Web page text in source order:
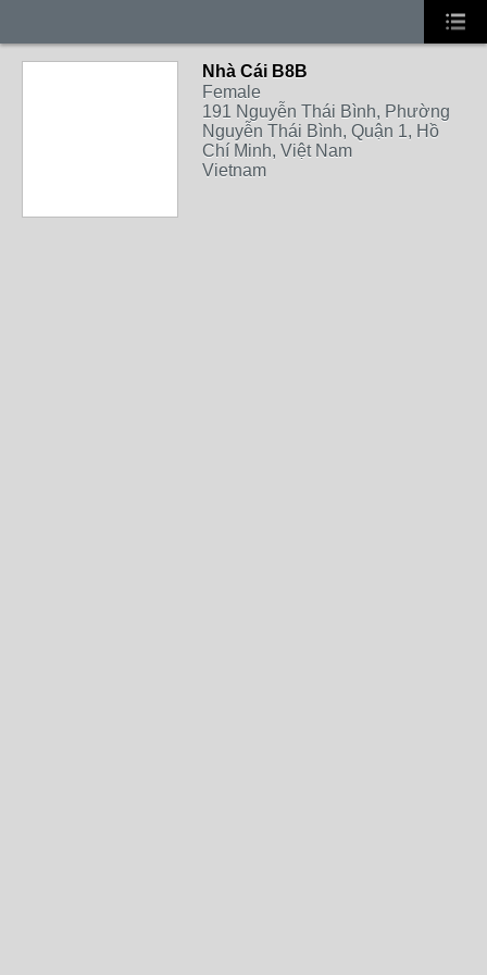
Nhà Cái B8B
Female
191 Nguyễn Thái Bình, Phường
Nguyễn Thái Bình, Quận 1, Hồ
Chí Minh, Việt Nam
Vietnam